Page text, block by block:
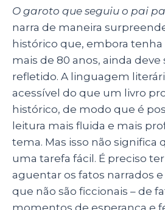
O garoto que seguiu o pai
narra de maneira
histórico que, embora tenha
mais de 80 anos, ainda
refletido. A linguagem
acessível do que um livro
histórico, de modo que é
leitura mais fluida e mais
tema. Mas isso não significa
uma tarefa fácil. É preciso
aguentar os fatos narrados
que não são ficcionais – de